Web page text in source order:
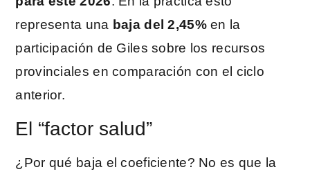
representa una baja del 2,45%en la
participación de Giles sobre los recursos
provinciales en comparación con el ciclo
anterior.
El “factor salud”
¿Por qué baja el coeficiente? No es que la